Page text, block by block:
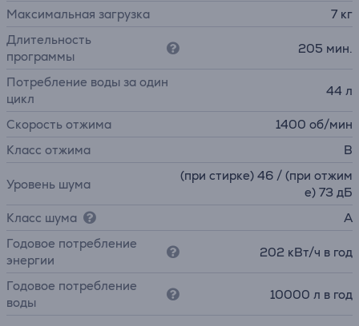
Максимальная загрузка
7 кг
Длительность
программы
205 мин.
Потребление воды за один
цикл
44 л
Скорость отжима
1400 об/мин
Класс отжима
B
Уровень шума
(при стирке) 46 / (при отжим
е) 73 дБ
Класс шума
A
Годовое потребление
энергии
202 кВт/ч в год
Годовое потребление
воды
10000 л в год